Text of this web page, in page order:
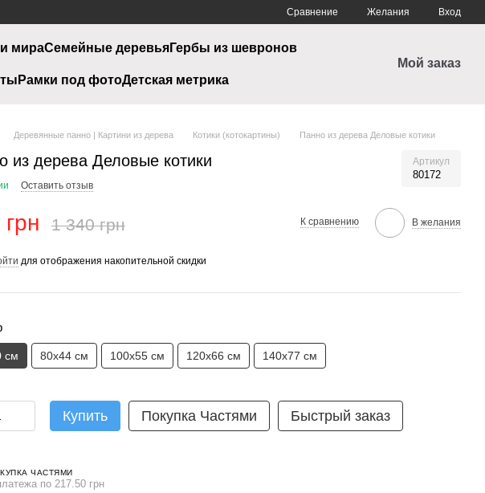
Сравнение Желания Вход
мираСемейные деревьяГербы из шевронов
Рамки под фотоДетская метрика
Мой заказ
Деревянные панно | Картини из дерева Котики (котокартины) Панно из дерева Деловые котики
из дерева Деловые котики Артикул
80172
Оставить отзыв
1 340 грн К сравнению В желания
для отображения накопительной скидки
см 80х44 см 100х55 см 120х66 см 140х77 см
Купить Покупка Частями Быстрый заказ
ЧАСТЯМИ
по 217.50 грн